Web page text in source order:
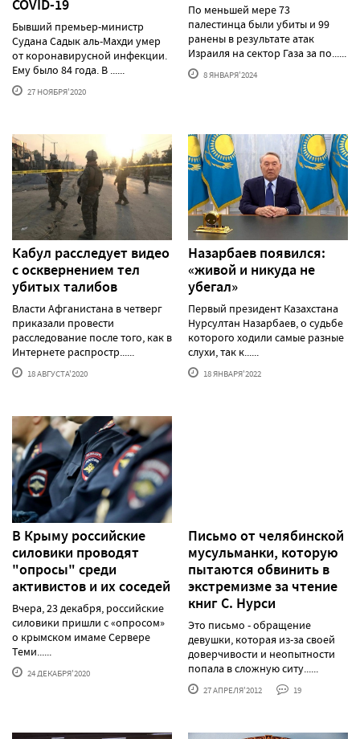
COVID-19
Бывший премьер-министр
Судана Садык аль-Махди умер
от коронавирусной инфекции.
Ему было 84 года. В ......
27 НОЯБРЯ'2020
По меньшей мере 73
палестинца были убиты и 99
ранены в результате атак
Израиля на сектор Газа за по......
8 ЯНВАРЯ'2024
Кабул расследует видео
с осквернением тел
убитых талибов
Власти Афганистана в четверг
приказали провести
расследование после того, как в
Интернете распростр......
18 АВГУСТА'2020
Назарбаев появился:
«живой и никуда не
убегал»
Первый президент Казахстана
Нурсултан Назарбаев, о судьбе
которого ходили самые разные
слухи, так к......
18 ЯНВАРЯ'2022
В Крыму российские
силовики проводят
"опросы" среди
активистов и их соседей
Вчера, 23 декабря, российские
силовики пришли с «опросом»
о крымском имаме Сервере
Теми......
24 ДЕКАБРЯ'2020
Письмо от челябинской
мусульманки, которую
пытаются обвинить в
экстремизме за чтение
книг С. Нурси
Это письмо - обращение
девушки, которая из-за своей
доверчивости и неопытности
попала в сложную ситу......
27 АПРЕЛЯ'2012 19